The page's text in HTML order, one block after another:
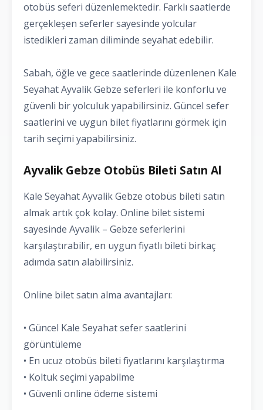
otobüs seferi düzenlemektedir. Farklı saatlerde
gerçekleşen seferler sayesinde yolcular
istedikleri zaman diliminde seyahat edebilir.
Sabah, öğle ve gece saatlerinde düzenlenen Kale
Seyahat Ayvalik Gebze seferleri ile konforlu ve
güvenli bir yolculuk yapabilirsiniz. Güncel sefer
saatlerini ve uygun bilet fiyatlarını görmek için
tarih seçimi yapabilirsiniz.
Ayvalik Gebze Otobüs Bileti Satın Al
Kale Seyahat Ayvalik Gebze otobüs bileti satın
almak artık çok kolay. Online bilet sistemi
sayesinde Ayvalik – Gebze seferlerini
karşılaştırabilir, en uygun fiyatlı bileti birkaç
adımda satın alabilirsiniz.
Online bilet satın alma avantajları:
• Güncel Kale Seyahat sefer saatlerini
görüntüleme
• En ucuz otobüs bileti fiyatlarını karşılaştırma
• Koltuk seçimi yapabilme
• Güvenli online ödeme sistemi